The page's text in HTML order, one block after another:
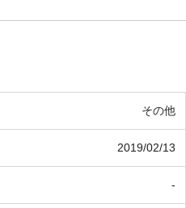
その他
2019/02/13
-